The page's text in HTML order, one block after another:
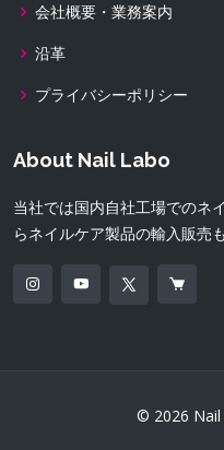
会社概要・業務案内
沿革
プライバシーポリシー
About Nail Labo
当社では国内自社工場でのネ
らネイルケア製品の輸入販売
© 2026 Nail